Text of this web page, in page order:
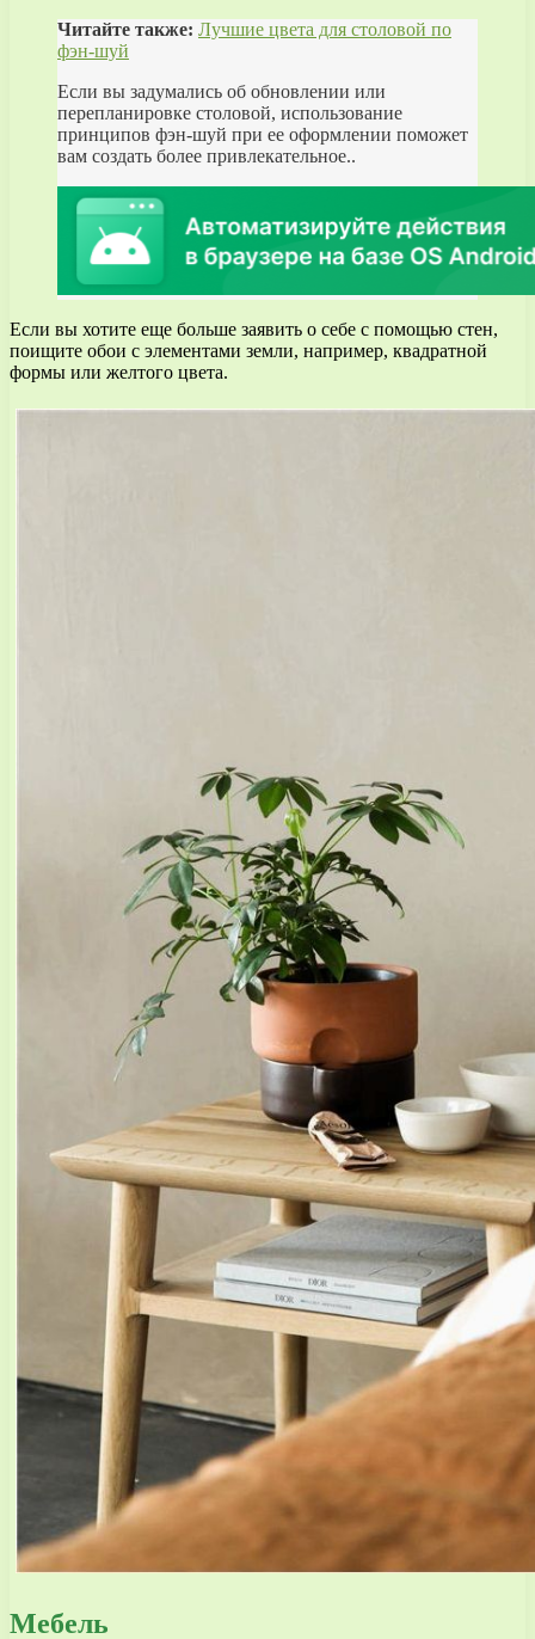
Читайте также: Лучшие цвета для столовой по
фэн-шуй
Если вы задумались об обновлении или
перепланировке столовой, использование
принципов фэн-шуй при ее оформлении поможет
вам создать более привлекательное..
Если вы хотите еще больше заявить о себе с помощью стен,
поищите обои с элементами земли, например, квадратной
формы или желтого цвета.
Мебель